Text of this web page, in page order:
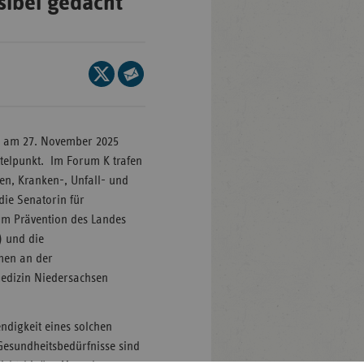
Seite
auf
Mail
27. November 2025
Im Forum K trafen
Kranken-, Unfall- und
Senatorin für
Prävention des Landes
und die
an der
Niedersachsen
eines solchen
sind